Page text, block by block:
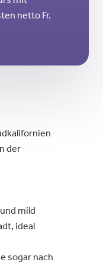
netto Fr.
der
mild
ideal
sogar nach